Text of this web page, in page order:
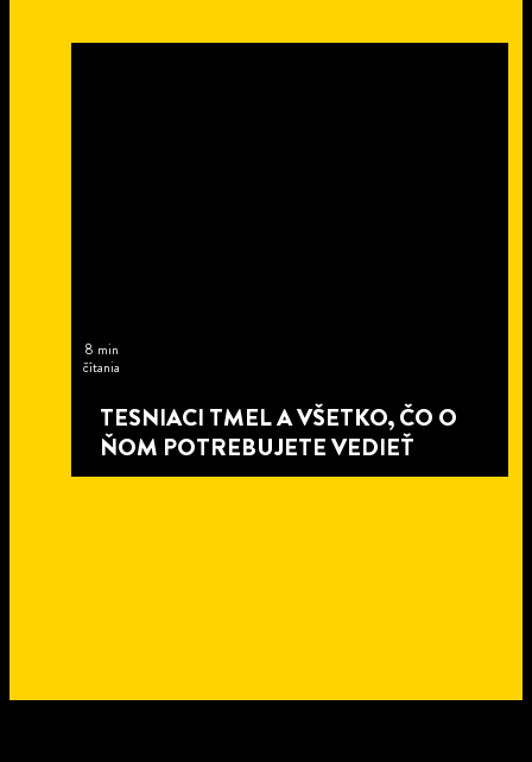
8 min
čítania
TESNIACI TMEL A VŠETKO, ČO O
ŇOM POTREBUJETE VEDIEŤ